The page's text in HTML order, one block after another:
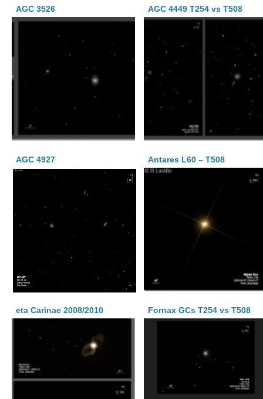
AGC 3526 AGC 4449 T254 vs T508
AGC 4927 Antares L60 – T508
eta Carinae 2008/2010 Fornax GCs T254 vs T508